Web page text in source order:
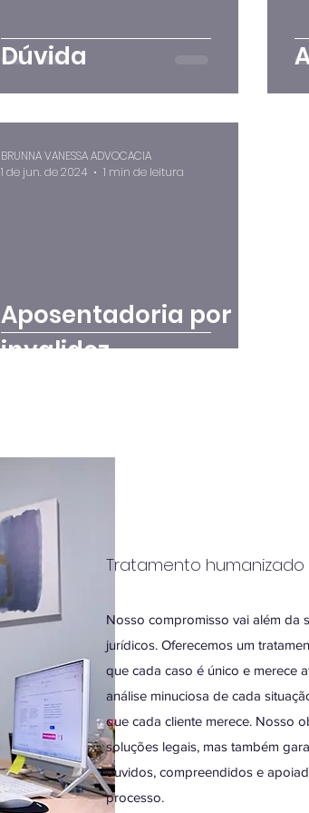
Dúvida
Aposentadoria por
invalidez
BRUNNA VANESSA ADVOCACIA
1 de jun. de 2024
1 min de leitura
Tratamento
Nosso compromisso vai além da
jurídicos. Oferecemos um
que cada caso é único e merece
análise minuciosa de cada
que cada cliente merece. Nosso
soluções legais, mas também
ouvidos, compreendidos e
processo.